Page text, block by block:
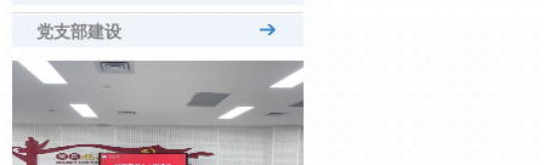
党支部建设
教工党支部
学生党支部